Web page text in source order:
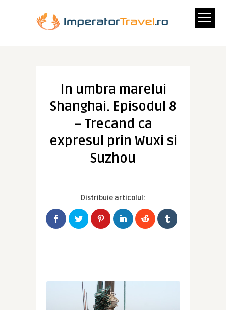
In umbra marelui
Shanghai. Episodul 8
– Trecand ca
expresul prin Wuxi si
Suzhou
Distribuie articolul: